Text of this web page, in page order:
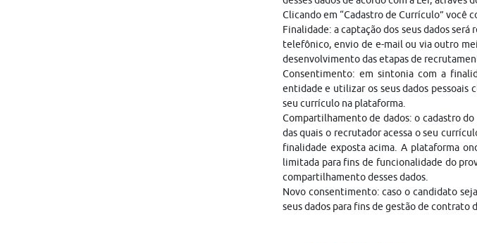
Clicando em “Cadastro de Currículo” você
Finalidade: a captação dos seus dados
telefônico, envio de e-mail ou via outro
desenvolvimento das etapas de
Consentimento: em sintonia com a
entidade e utilizar os seus dados pessoais
seu currículo na plataforma.
Compartilhamento de dados: o cadastro
das quais o recrutador acessa o seu
finalidade exposta acima. A plataforma
limitada para fins de funcionalidade do
compartilhamento desses dados.
Novo consentimento: caso o candidato
seus dados para fins de gestão de contrato